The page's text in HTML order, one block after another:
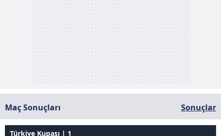
Maç Sonuçları Sonuçlar
Türkiye Kupası | 1